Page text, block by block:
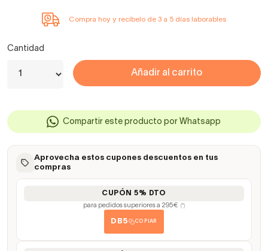
Compra hoy y recíbelo de 3 a 5 días laborables
Cantidad
Añadir al carrito
Compartir este producto por Whatsapp
Aprovecha estos cupones descuentos en tus
compras
CUPÓN 5% DTO
para pedidos superiores a 295€ (*)
DB5 COPIAR